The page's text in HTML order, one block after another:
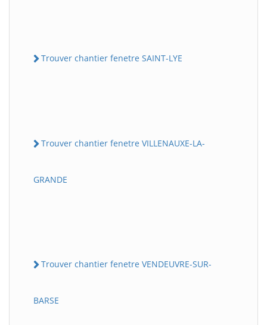
Trouver chantier fenetre SAINT-LYE
Trouver chantier fenetre VILLENAUXE-LA-
GRANDE
Trouver chantier fenetre VENDEUVRE-SUR-
BARSE